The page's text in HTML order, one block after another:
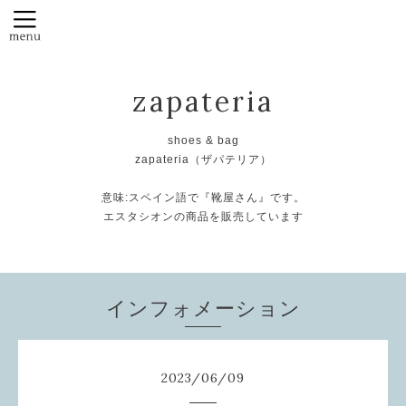
zapateria
shoes & bag
zapateria（ザパテリア）
意味:スペイン語で『靴屋さん』です。
エスタシオンの商品を販売しています
インフォメーション
2023/06/09